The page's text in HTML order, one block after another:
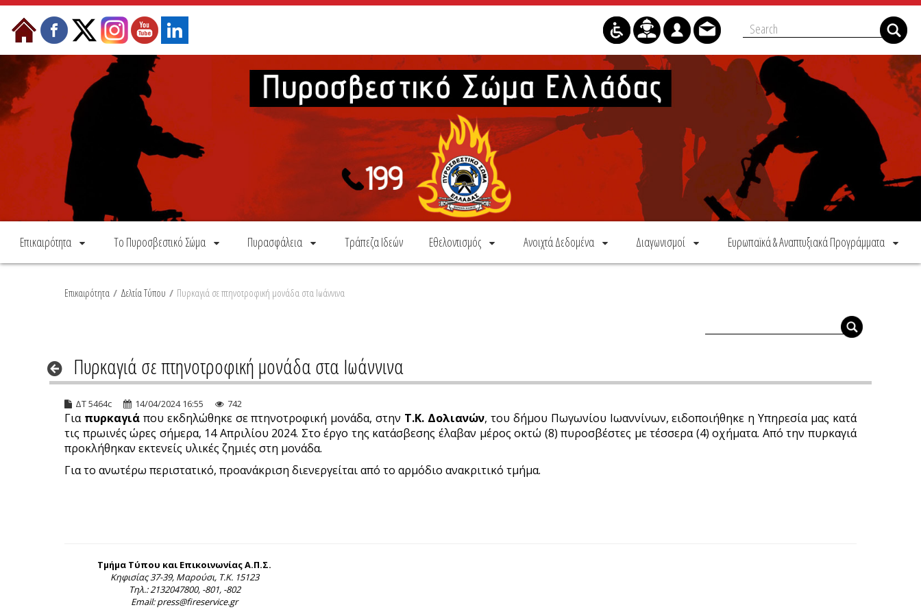
Skip to Content
Επικαιρότητα Το Πυροσβεστικό Σώμα Πυρασφάλεια Τράπεζα Ιδεών Εθελοντισμός Ανοιχτά Δεδομένα Διαγωνισμοί Ευρωπαϊκά & Αναπτυξιακά Προγράμματα
Επικαιρότητα / Δελτία Τύπου / Πυρκαγιά σε πτηνοτροφική μονάδα στα Ιωάννινα
Πυρκαγιά σε πτηνοτροφική μονάδα στα Ιωάννινα
ΔΤ 5464c 14/04/2024 16:55 742
Για πυρκαγιάπου εκδηλώθηκε σε πτηνοτροφική μονάδα, στην Τ.Κ. Δολιανών, του δήμου Πωγωνίου Ιωαννίνων, ειδοποιήθηκε η Υπηρεσία μας κατά
τις πρωινές ώρες σήμερα, 14 Απριλίου 2024. Στο έργο της κατάσβεσης έλαβαν μέρος οκτώ (8) πυροσβέστες με τέσσερα (4) οχήματα. Από την πυρκαγιά
προκλήθηκαν εκτενείς υλικές ζημιές στη μονάδα.
Για το ανωτέρω περιστατικό, προανάκριση διενεργείται από το αρμόδιο ανακριτικό τμήμα.
Τμήμα Τύπου και Επικοινωνίας Α.Π.Σ.
Κηφισίας 37-39, Μαρούσι, Τ.Κ. 15123
Τηλ.: 2132047800, -801, -802
Email: press@fireservice.gr